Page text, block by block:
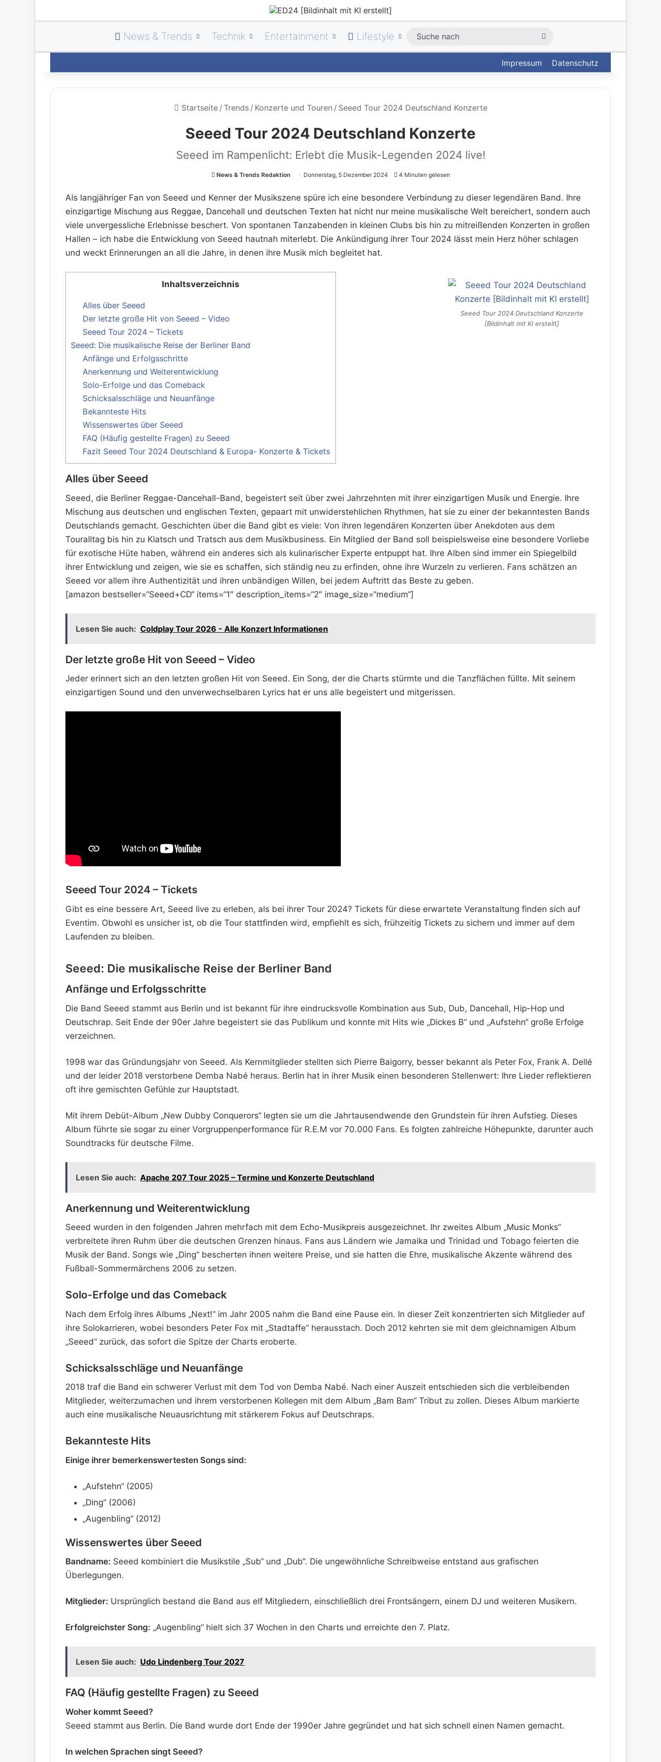
News & Trends Technik Entertainment Lifestyle
nach
Impressum Datenschutz
Startseite / Trends / Konzerte und Touren / Seeed Tour 2024 Deutschland Konzerte
Seeed Tour 2024 Deutschland Konzerte
Seeed im Rampenlicht: Erlebt die Musik-Legenden 2024 live!
News & Trends Redaktion Donnerstag, 5 Dezember 2024 4 Minuten gelesen
Als langjähriger Fan von Seeed und Kenner der Musikszene spüre ich eine besondere Verbindung zu dieser legendären Band. Ihre
einzigartige Mischung aus Reggae, Dancehall und deutschen Texten hat nicht nur meine musikalische Welt bereichert, sondern auch
viele unvergessliche Erlebnisse beschert. Von spontanen Tanzabenden in kleinen Clubs bis hin zu mitreißenden Konzerten in großen
Hallen – ich habe die Entwicklung von Seeed hautnah miterlebt. Die Ankündigung ihrer Tour 2024 lässt mein Herz höher schlagen
und weckt Erinnerungen an all die Jahre, in denen ihre Musik mich begleitet hat.
Seeed Tour 2024 Deutschland Konzerte
[Bildinhalt mit KI erstellt]
Inhaltsverzeichnis
Alles über Seeed
Der letzte große Hit von Seeed – Video
Seeed Tour 2024 – Tickets
Seeed: Die musikalische Reise der Berliner Band
Anfänge und Erfolgsschritte
Anerkennung und Weiterentwicklung
Solo-Erfolge und das Comeback
Schicksalsschläge und Neuanfänge
Bekannteste Hits
Wissenswertes über Seeed
FAQ (Häufig gestellte Fragen) zu Seeed
Fazit Seeed Tour 2024 Deutschland & Europa- Konzerte & Tickets
Alles über Seeed
Seeed, die Berliner Reggae-Dancehall-Band, begeistert seit über zwei Jahrzehnten mit ihrer einzigartigen Musik und Energie. Ihre
Mischung aus deutschen und englischen Texten, gepaart mit unwiderstehlichen Rhythmen, hat sie zu einer der bekanntesten Bands
Deutschlands gemacht. Geschichten über die Band gibt es viele: Von ihren legendären Konzerten über Anekdoten aus dem
Touralltag bis hin zu Klatsch und Tratsch aus dem Musikbusiness. Ein Mitglied der Band soll beispielsweise eine besondere Vorliebe
für exotische Hüte haben, während ein anderes sich als kulinarischer Experte entpuppt hat. Ihre Alben sind immer ein Spiegelbild
ihrer Entwicklung und zeigen, wie sie es schaffen, sich ständig neu zu erfinden, ohne ihre Wurzeln zu verlieren. Fans schätzen an
Seeed vor allem ihre Authentizität und ihren unbändigen Willen, bei jedem Auftritt das Beste zu geben.
[amazon bestseller=“Seeed+CD“ items=“1″ description_items=“2″ image_size=“medium“]
Lesen Sie auch: Coldplay Tour 2026 - Alle Konzert Informationen
Der letzte große Hit von Seeed – Video
Jeder erinnert sich an den letzten großen Hit von Seeed. Ein Song, der die Charts stürmte und die Tanzflächen füllte. Mit seinem
einzigartigen Sound und den unverwechselbaren Lyrics hat er uns alle begeistert und mitgerissen.
Seeed Tour 2024 – Tickets
Gibt es eine bessere Art, Seeed live zu erleben, als bei ihrer Tour 2024? Tickets für diese erwartete Veranstaltung finden sich auf
Eventim. Obwohl es unsicher ist, ob die Tour stattfinden wird, empfiehlt es sich, frühzeitig Tickets zu sichern und immer auf dem
Laufenden zu bleiben.
Seeed: Die musikalische Reise der Berliner Band
Anfänge und Erfolgsschritte
Die Band Seeed stammt aus Berlin und ist bekannt für ihre eindrucksvolle Kombination aus Sub, Dub, Dancehall, Hip-Hop und
Deutschrap. Seit Ende der 90er Jahre begeistert sie das Publikum und konnte mit Hits wie „Dickes B“ und „Aufstehn“ große Erfolge
verzeichnen.
1998 war das Gründungsjahr von Seeed. Als Kernmitglieder stellten sich Pierre Baigorry, besser bekannt als Peter Fox, Frank A. Dellé
und der leider 2018 verstorbene Demba Nabé heraus. Berlin hat in ihrer Musik einen besonderen Stellenwert: Ihre Lieder reflektieren
oft ihre gemischten Gefühle zur Hauptstadt.
Mit ihrem Debüt-Album „New Dubby Conquerors“ legten sie um die Jahrtausendwende den Grundstein für ihren Aufstieg. Dieses
Album führte sie sogar zu einer Vorgruppenperformance für R.E.M vor 70.000 Fans. Es folgten zahlreiche Höhepunkte, darunter auch
Soundtracks für deutsche Filme.
Lesen Sie auch: Apache 207 Tour 2025 – Termine und Konzerte Deutschland
Anerkennung und Weiterentwicklung
Seeed wurden in den folgenden Jahren mehrfach mit dem Echo-Musikpreis ausgezeichnet. Ihr zweites Album „Music Monks“
verbreitete ihren Ruhm über die deutschen Grenzen hinaus. Fans aus Ländern wie Jamaika und Trinidad und Tobago feierten die
Musik der Band. Songs wie „Ding“ bescherten ihnen weitere Preise, und sie hatten die Ehre, musikalische Akzente während des
Fußball-Sommermärchens 2006 zu setzen.
Solo-Erfolge und das Comeback
Nach dem Erfolg ihres Albums „Next!“ im Jahr 2005 nahm die Band eine Pause ein. In dieser Zeit konzentrierten sich Mitglieder auf
ihre Solokarrieren, wobei besonders Peter Fox mit „Stadtaffe“ herausstach. Doch 2012 kehrten sie mit dem gleichnamigen Album
„Seeed“ zurück, das sofort die Spitze der Charts eroberte.
Schicksalsschläge und Neuanfänge
2018 traf die Band ein schwerer Verlust mit dem Tod von Demba Nabé. Nach einer Auszeit entschieden sich die verbleibenden
Mitglieder, weiterzumachen und ihrem verstorbenen Kollegen mit dem Album „Bam Bam“ Tribut zu zollen. Dieses Album markierte
auch eine musikalische Neuausrichtung mit stärkerem Fokus auf Deutschraps.
Bekannteste Hits
Einige ihrer bemerkenswertesten Songs sind:
„Aufstehn“ (2005)
„Ding“ (2006)
„Augenbling“ (2012)
Wissenswertes über Seeed
Bandname: Seeed kombiniert die Musikstile „Sub“ und „Dub“. Die ungewöhnliche Schreibweise entstand aus grafischen
Überlegungen.
Mitglieder: Ursprünglich bestand die Band aus elf Mitgliedern, einschließlich drei Frontsängern, einem DJ und weiteren Musikern.
Erfolgreichster Song: „Augenbling“ hielt sich 37 Wochen in den Charts und erreichte den 7. Platz.
Lesen Sie auch: Udo Lindenberg Tour 2027
FAQ (Häufig gestellte Fragen) zu Seeed
Woher kommt Seeed?
Seeed stammt aus Berlin. Die Band wurde dort Ende der 1990er Jahre gegründet und hat sich schnell einen Namen gemacht.
In welchen Sprachen singt Seeed?